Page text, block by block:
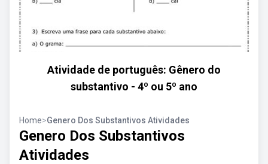
Atividade de português: Gênero do
substantivo - 4º ou 5º ano
Home>Genero Dos Substantivos Atividades
Genero Dos Substantivos
Atividades